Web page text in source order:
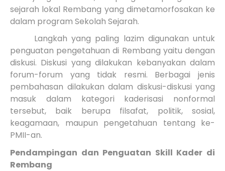
sejarah lokal Rembang yang dimetamorfosakan ke
dalam program Sekolah Sejarah.
Langkah yang paling lazim digunakan untuk
penguatan pengetahuan di Rembang yaitu dengan
diskusi. Diskusi yang dilakukan kebanyakan dalam
forum-forum yang tidak resmi. Berbagai jenis
pembahasan dilakukan dalam diskusi-diskusi yang
masuk dalam kategori kaderisasi nonformal
tersebut, baik berupa filsafat, politik, sosial,
keagamaan, maupun pengetahuan tentang ke-
PMII-an.
Pendampingan dan Penguatan Skill Kader di
Rembang